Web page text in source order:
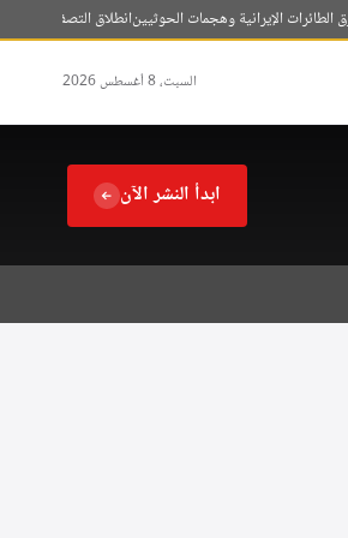
الإيرانية وهجمات الحوثيينانطلاق التصفيات الختامية
السبت، 8 أغسطس 2026
ابدأ النشر الآن